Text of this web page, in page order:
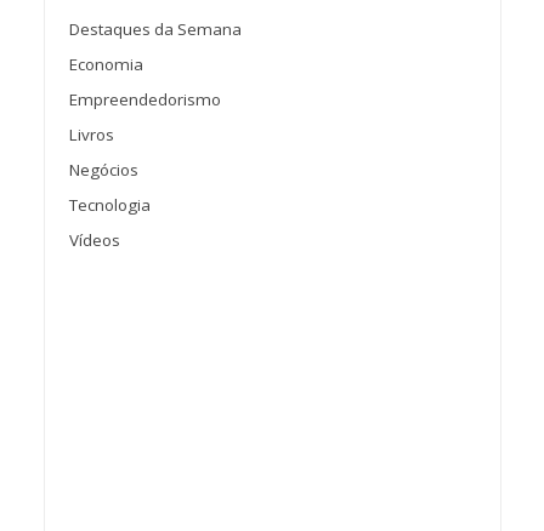
Destaques da Semana
Economia
Empreendedorismo
Livros
Negócios
Tecnologia
Vídeos